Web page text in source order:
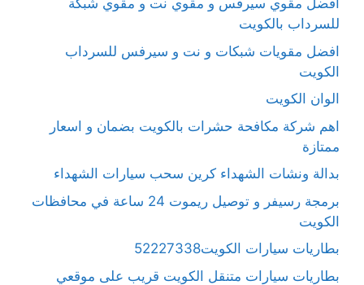
افضل مقوي سيرفس و مقوي نت و مقوي شبكة
للسرداب بالكويت
افضل مقويات شبكات و نت و سيرفس للسرداب
الكويت
الوان الكويت
اهم شركة مكافحة حشرات بالكويت بضمان و اسعار
ممتازة
بدالة ونشات الشهداء كرين سحب سيارات الشهداء
برمجة رسيفر و توصيل ريموت 24 ساعة في محافظات
الكويت
بطاريات سيارات الكويت52227338
بطاريات سيارات متنقل الكويت قريب على موقعي